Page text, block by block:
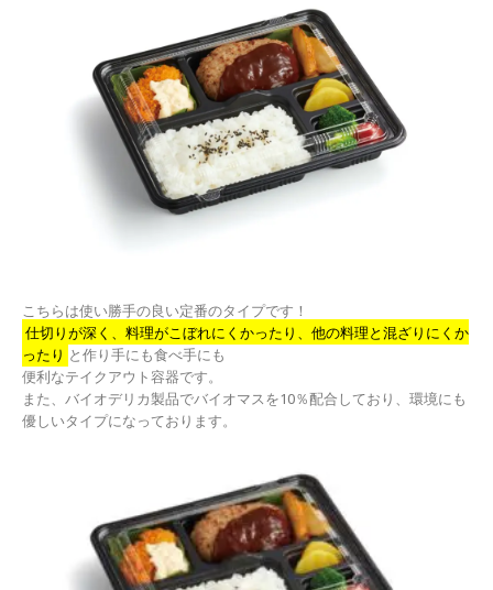
こちらは使い勝手の良い定番のタイプです！
仕切りが深く、料理がこぼれにくかったり、他の料理と混ざりにくか
ったり と作り手にも食べ手にも
便利なテイクアウト容器です。
また、バイオデリカ製品でバイオマスを10％配合しており、環境にも
優しいタイプになっております。